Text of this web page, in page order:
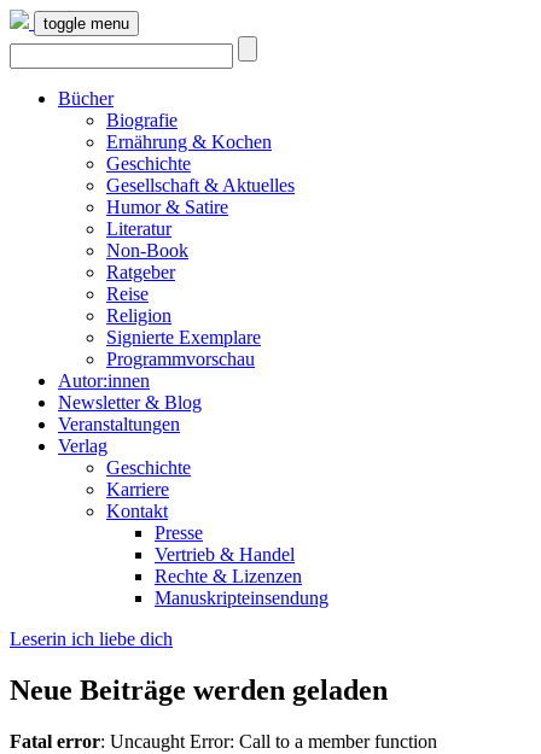
toggle menu
Bücher
Biografie
Ernährung & Kochen
Geschichte
Gesellschaft & Aktuelles
Humor & Satire
Literatur
Non-Book
Ratgeber
Reise
Religion
Signierte Exemplare
Programmvorschau
Autor:innen
Newsletter & Blog
Veranstaltungen
Verlag
Geschichte
Karriere
Kontakt
Presse
Vertrieb & Handel
Rechte & Lizenzen
Manuskripteinsendung
Leserin ich liebe dich
Neue Beiträge werden geladen
Fatal error: Uncaught Error: Call to a member function